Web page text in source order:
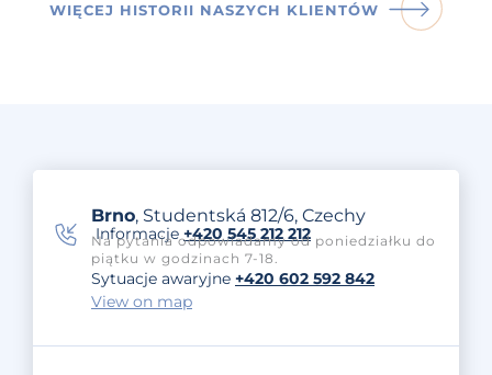
WIĘCEJ HISTORII NASZYCH KLIENTÓW
Brno, Studentská 812/6, Czechy
Informacje+420 545 212 212
Na pytania odpowiadamy od poniedziałku do
piątku w godzinach 7-18.
Sytuacje awaryjne +420 602 592 842
View on map